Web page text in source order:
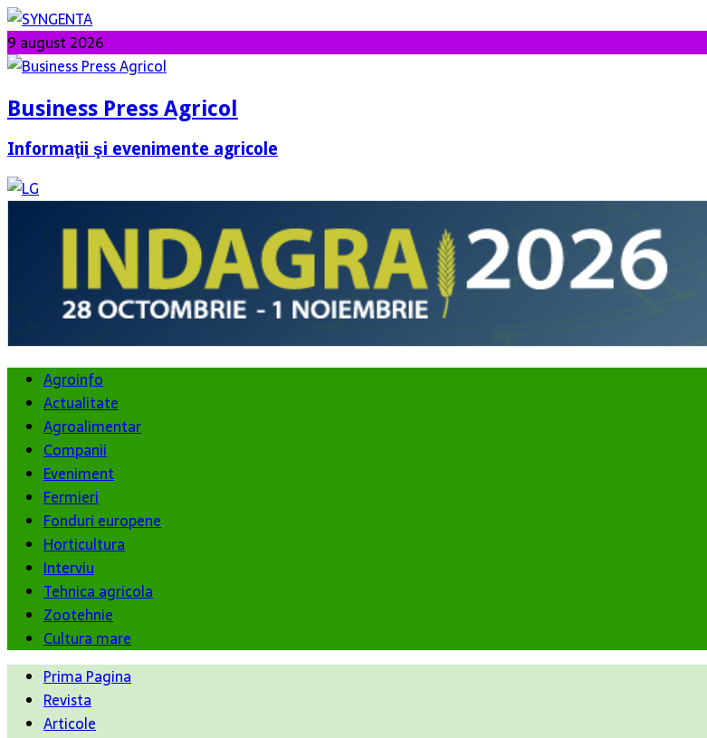
9 august 2026
Business Press Agricol
Informaţii şi evenimente agricole
Agroinfo
Actualitate
Agroalimentar
Companii
Eveniment
Fermieri
Fonduri europene
Horticultura
Interviu
Tehnica agricola
Zootehnie
Cultura mare
Prima Pagina
Revista
Articole